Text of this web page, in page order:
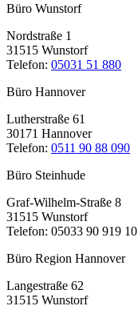
Büro Wunstorf
Nordstraße 1
31515 Wunstorf
Telefon: 05031 51 880
Büro Hannover
Lutherstraße 61
30171 Hannover
Telefon: 0511 90 88 090
Büro Steinhude
Graf-Wilhelm-Straße 8
31515 Wunstorf
Telefon: 05033 90 919 10
Büro Region Hannover
Langestraße 62
31515 Wunstorf